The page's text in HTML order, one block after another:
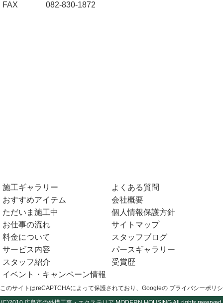
FAX
082-830-1872
施工ギャラリー
おすすめアイテム
ただいま施工中
お仕事の流れ
料金について
サービス内容
スタッフ紹介
イベント・キャンペーン情報
よくある質問
会社概要
個人情報保護方針
サイトマップ
スタッフブログ
パースギャラリー
受賞歴
このサイトはreCAPTCHAによって保護されており、Googleの プライバシーポリ